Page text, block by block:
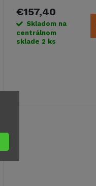
€157,40
Skladom na
centrálnom
sklade 2 ks